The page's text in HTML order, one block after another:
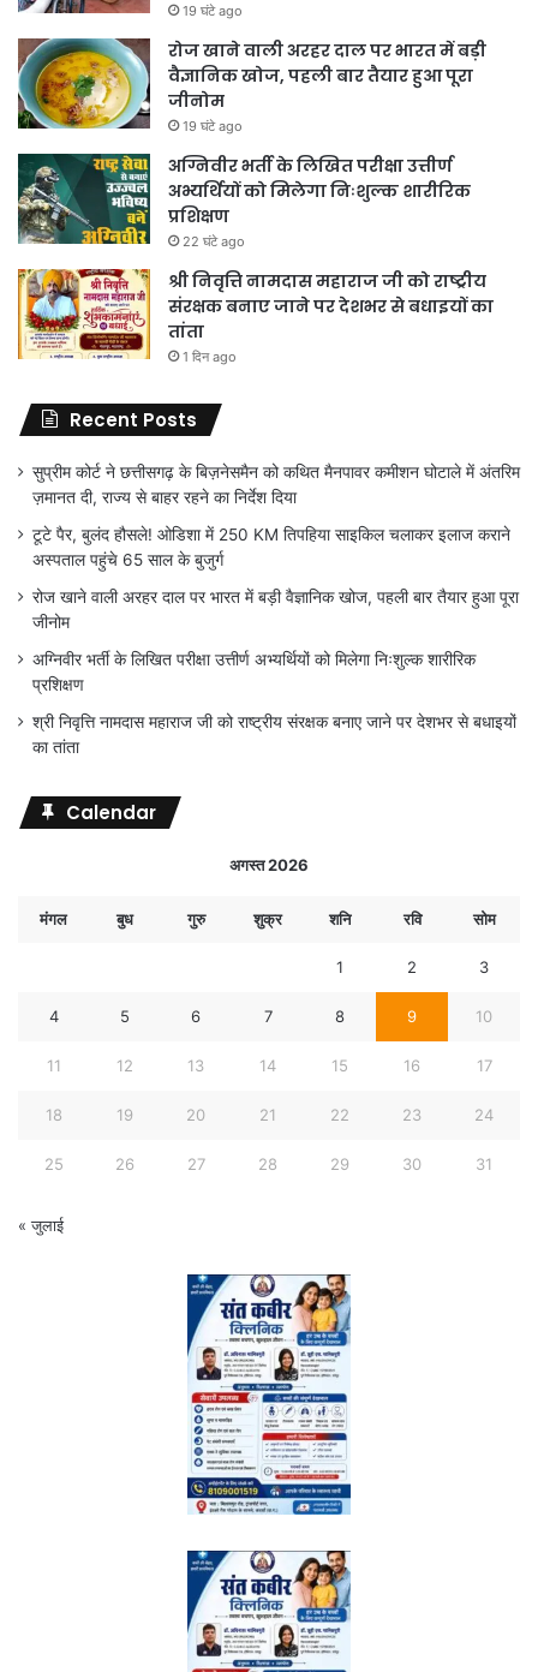
19 घंटे ago
रोज खाने वाली अरहर दाल पर भारत में बड़ी
वैज्ञानिक खोज, पहली बार तैयार हुआ पूरा
जीनोम
19 घंटे ago
अग्निवीर भर्ती के लिखित परीक्षा उत्तीर्ण
अभ्यर्थियों को मिलेगा निःशुल्क शारीरिक
प्रशिक्षण
22 घंटे ago
श्री निवृत्ति नामदास महाराज जी को राष्ट्रीय
संरक्षक बनाए जाने पर देशभर से बधाइयों का
तांता
1 दिन ago
Recent Posts
सुप्रीम कोर्ट ने छत्तीसगढ़ के बिज़नेसमैन को कथित मैनपावर कमीशन घोटाले में अंतरिम
ज़मानत दी, राज्य से बाहर रहने का निर्देश दिया
टूटे पैर, बुलंद हौसले! ओडिशा में 250 KM तिपहिया साइकिल चलाकर इलाज कराने
अस्पताल पहुंचे 65 साल के बुजुर्ग
रोज खाने वाली अरहर दाल पर भारत में बड़ी वैज्ञानिक खोज, पहली बार तैयार हुआ पूरा
जीनोम
अग्निवीर भर्ती के लिखित परीक्षा उत्तीर्ण अभ्यर्थियों को मिलेगा निःशुल्क शारीरिक
प्रशिक्षण
श्री निवृत्ति नामदास महाराज जी को राष्ट्रीय संरक्षक बनाए जाने पर देशभर से बधाइयों
का तांता
Calendar
अगस्त 2026
मंगल बुध गुरु शुक्र शनि रवि सोम
1 2 3
4 5 6 7 8 9 10
11 12 13 14 15 16 17
18 19 20 21 22 23 24
25 26 27 28 29 30 31
« जुलाई